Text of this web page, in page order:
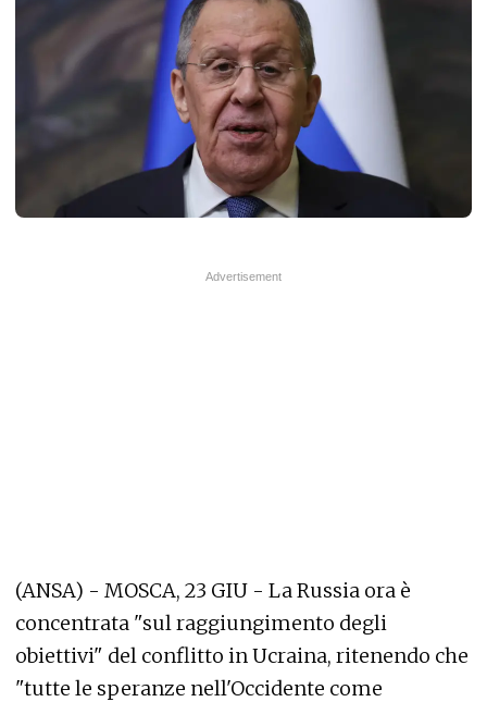
(ANSA) - MOSCA, 23 GIU - La Russia ora è
concentrata "sul raggiungimento degli
obiettivi" del conflitto in Ucraina, ritenendo che
"tutte le speranze nell'Occidente come